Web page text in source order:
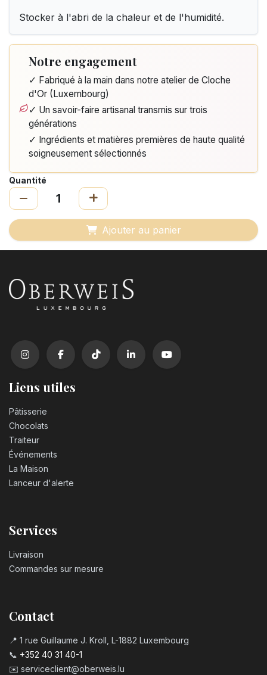
Stocker à l'abri de la chaleur et de l'humidité.
Notre engagement
✓ Fabriqué à la main dans notre atelier de Cloche
d'Or (Luxembourg)
✓ Un savoir-faire artisanal transmis sur trois
générations
✓ Ingrédients et matières premières de haute qualité
soigneusement sélectionnés
Quantité
Ajouter au panier
Liens utiles
Pâtisserie
Chocolats
Traiteur
Événements
La Maison
Lanceur d'alerte
Services
Livraison
Commandes sur mesure
Contact
📍 1 rue Guillaume J. Kroll, L-1882 Luxembourg
📞 +352 40 31 40-1
✉️ serviceclient@oberweis.lu